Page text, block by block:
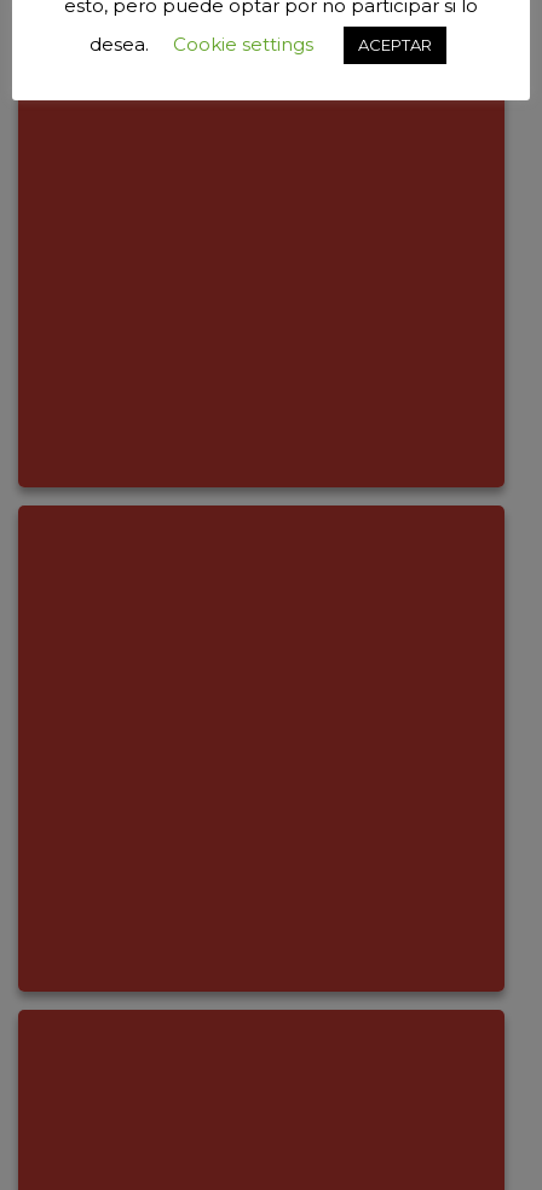
esto, pero puede optar por no participar si lo
desea.
Cookie settings ACEPTAR